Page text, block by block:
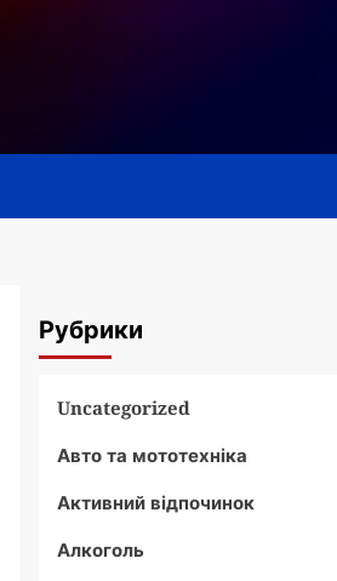
Рубрики
Uncategorized
Авто та мототехніка
Активний відпочинок
Алкоголь